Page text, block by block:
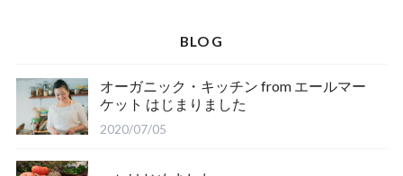
BLOG
オーガニック・キッチン from エールマー
ケット はじまりました
2020/07/05